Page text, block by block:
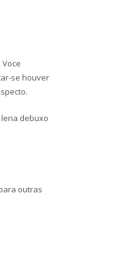
se houver
debuxo
outras